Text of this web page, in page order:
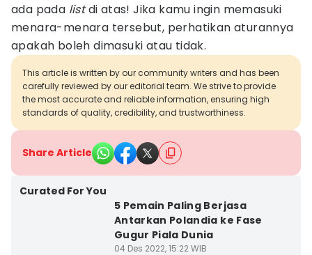
ada pada listdi atas! Jika kamu ingin memasuki
menara-menara tersebut, perhatikan aturannya
apakah boleh dimasuki atau tidak.
This article is written by our community writers and has been
carefully reviewed by our editorial team. We strive to provide
the most accurate and reliable information, ensuring high
standards of quality, credibility, and trustworthiness.
Share Article
Curated For You
5 Pemain Paling Berjasa
Antarkan Polandia ke Fase
Gugur Piala Dunia
04 Des 2022, 15:22 WIB